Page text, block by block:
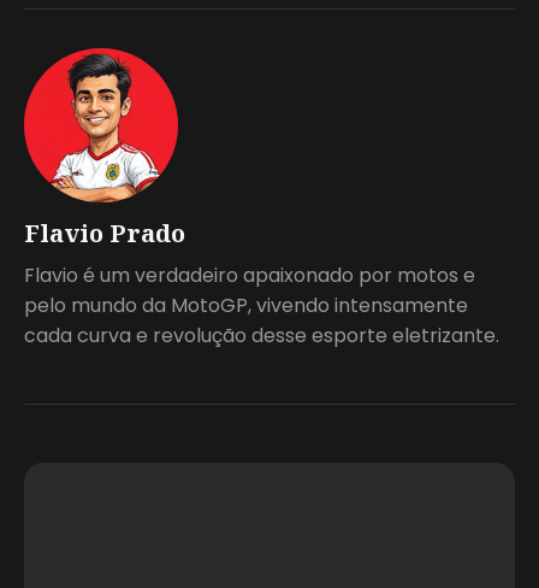
Flavio Prado
Flavio é um verdadeiro apaixonado por motos e
pelo mundo da MotoGP, vivendo intensamente
cada curva e revolução desse esporte eletrizante.